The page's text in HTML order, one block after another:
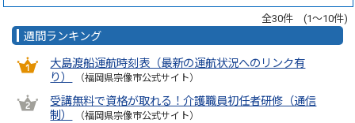
全30件 (1～10件)
週間ランキング
大島渡船運航時刻表（最新の運航状況へのリンク有
り）
（福岡県宗像市公式サイト）
受講無料で資格が取れる！介護職員初任者研修（通信
制）
（福岡県宗像市公式サイト）